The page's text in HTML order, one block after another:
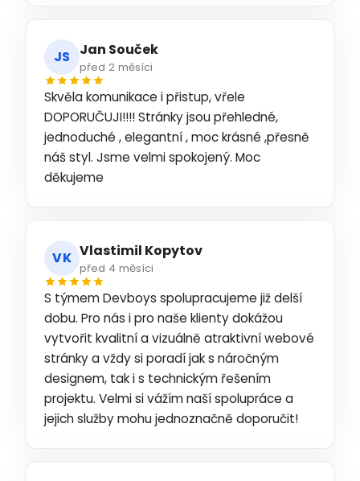
JS Jan Souček
před 2 měsíci
Skvěla komunikace i přistup, vřele
DOPORUČUJI!!!! Stránky jsou přehledné,
jednoduché , elegantní , moc krásné ,přesně
náš styl. Jsme velmi spokojený. Moc
děkujeme
VK Vlastimil Kopytov
před 4 měsíci
S týmem Devboys spolupracujeme již delší
dobu. Pro nás i pro naše klienty dokážou
vytvořit kvalitní a vizuálně atraktivní webové
stránky a vždy si poradí jak s náročným
designem, tak i s technickým řešením
projektu. Velmi si vážím naší spolupráce a
jejich služby mohu jednoznačně doporučit!